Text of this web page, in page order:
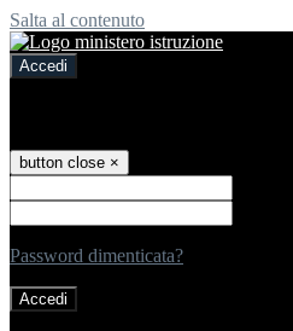
Salta al contenuto
Accedi
button close ×
Password dimenticata?